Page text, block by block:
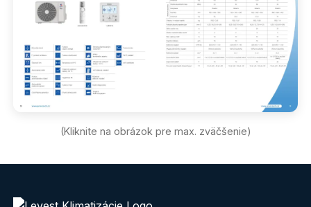
(Kliknite na obrázok pre max. zväčšenie)